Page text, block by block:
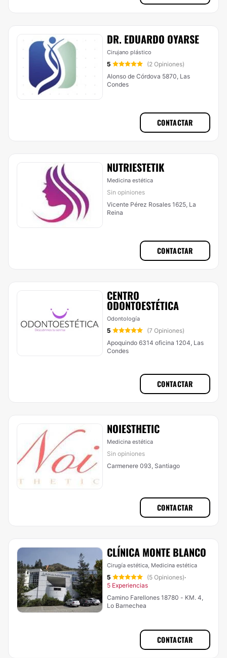
DR. EDUARDO OYARSE
Cirujano plástico
5
(2 Opiniones)
Alonso de Córdova 5870, Las
Condes
CONTACTAR
NUTRIESTETIK
Medicina estética
Sin opiniones
Vicente Pérez Rosales 1625, La
Reina
CONTACTAR
CENTRO
ODONTOESTÉTICA
Odontología
5
(7 Opiniones)
Apoquindo 6314 oficina 1204, Las
Condes
CONTACTAR
NOIESTHETIC
Medicina estética
Sin opiniones
Carmenere 093, Santiago
CONTACTAR
CLÍNICA MONTE BLANCO
Cirugía estética, Medicina estética
5 (5 Opiniones)·
5 Experiencias
Camino Farellones 18780 - KM. 4,
Lo Barnechea
CONTACTAR